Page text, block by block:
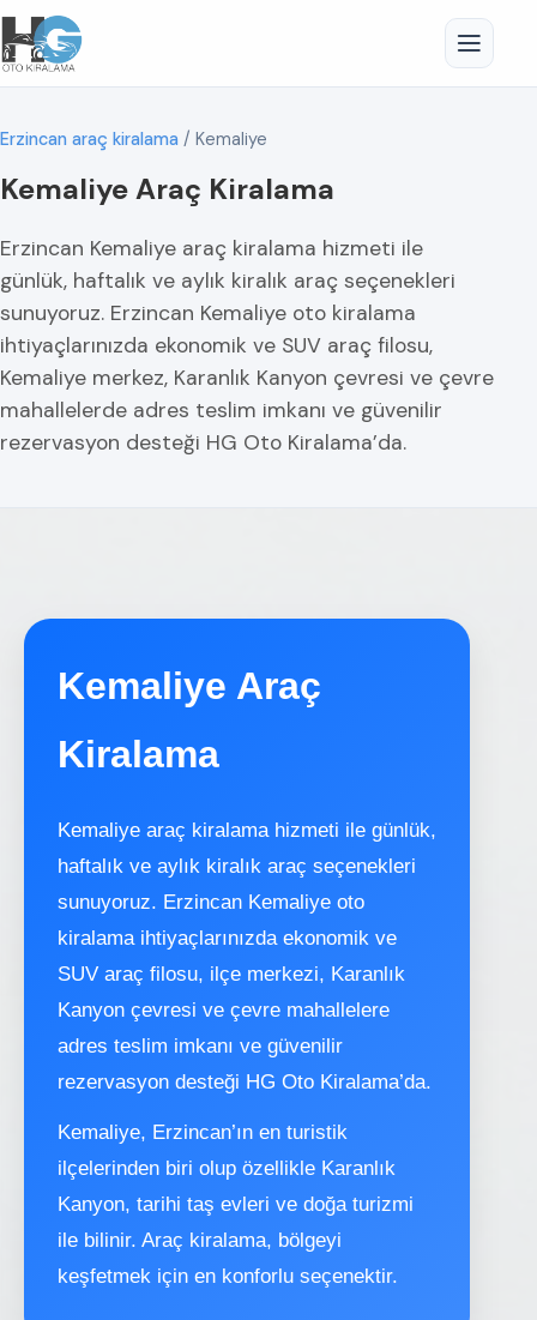
Erzincan araç kiralama / Kemaliye
Kemaliye Araç Kiralama
Erzincan Kemaliye araç kiralama hizmeti ile
günlük, haftalık ve aylık kiralık araç seçenekleri
sunuyoruz. Erzincan Kemaliye oto kiralama
ihtiyaçlarınızda ekonomik ve SUV araç filosu,
Kemaliye merkez, Karanlık Kanyon çevresi ve çevre
mahallelerde adres teslim imkanı ve güvenilir
rezervasyon desteği HG Oto Kiralama’da.
Kemaliye Araç
Kiralama
Kemaliye araç kiralama hizmeti ile günlük,
haftalık ve aylık kiralık araç seçenekleri
sunuyoruz. Erzincan Kemaliye oto
kiralama ihtiyaçlarınızda ekonomik ve
SUV araç filosu, ilçe merkezi, Karanlık
Kanyon çevresi ve çevre mahallelere
adres teslim imkanı ve güvenilir
rezervasyon desteği HG Oto Kiralama’da.
Kemaliye, Erzincan’ın en turistik
ilçelerinden biri olup özellikle Karanlık
Kanyon, tarihi taş evleri ve doğa turizmi
ile bilinir. Araç kiralama, bölgeyi
keşfetmek için en konforlu seçenektir.